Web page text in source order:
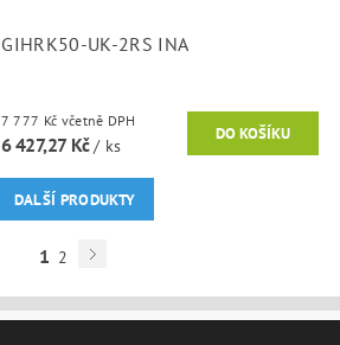
GIHRK50-UK-2RS INA
7 777 Kč včetně DPH
6 427,27 Kč/ ks
DALŠÍ PRODUKTY
1 2